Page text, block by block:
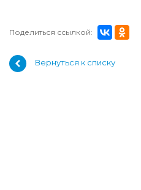
Поделиться ссылкой:
Вернуться к списку